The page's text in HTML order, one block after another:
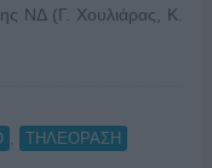
ΝΔ (Γ. Χουλιάρας, Κ.
ΤΗΛΕΟΡΑΣΗ